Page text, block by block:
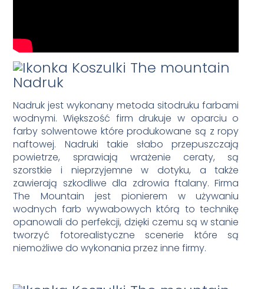
Nadruk
Nadruk jest wykonany metoda sitodruku farbami
wodnymi. Większość firm drukuje w oparciu o
farby solwentowe które produkowane są z ropy
naftowej. Nadruki takie słabo przepuszczają
powietrze, sprawiają wrażenie ceraty, są
szorstkie i nieprzyjemne w dotyku, a także
zawierają szkodliwe dla zdrowia ftalany. Firma
The Mountain jest pionierem w używaniu
wodnych farb wywabowych którą to technikę
opanowali do perfekcji, dzięki czemu są w stanie
tworzyć fotorealistyczne scenerie które są
niemożliwe do wykonania przez inne firmy.